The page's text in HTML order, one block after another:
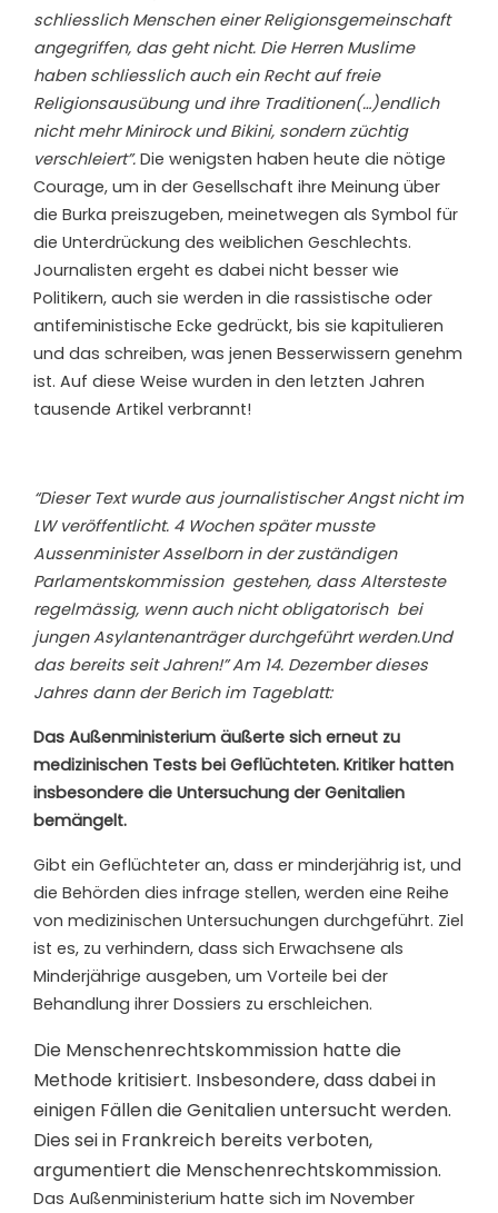
schliesslich Menschen einer Religionsgemeinschaft
angegriffen, das geht nicht. Die Herren Muslime
haben schliesslich auch ein Recht auf freie
Religionsausübung und ihre Traditionen(…)endlich
nicht mehr Minirock und Bikini, sondern züchtig
verschleiert”. Die wenigsten haben heute die nötige
Courage, um in der Gesellschaft ihre Meinung über
die Burka preiszugeben, meinetwegen als Symbol für
die Unterdrückung des weiblichen Geschlechts.
Journalisten ergeht es dabei nicht besser wie
Politikern, auch sie werden in die rassistische oder
antifeministische Ecke gedrückt, bis sie kapitulieren
und das schreiben, was jenen Besserwissern genehm
ist. Auf diese Weise wurden in den letzten Jahren
tausende Artikel verbrannt!
“Dieser Text wurde aus journalistischer Angst nicht im
LW veröffentlicht. 4 Wochen später musste
Aussenminister Asselborn in der zuständigen
Parlamentskommission gestehen, dass Altersteste
regelmässig, wenn auch nicht obligatorisch bei
jungen Asylantenanträger durchgeführt werden.Und
das bereits seit Jahren!” Am 14. Dezember dieses
Jahres dann der Berich im Tageblatt:
Das Außenministerium äußerte sich erneut zu
medizinischen Tests bei Geflüchteten. Kritiker hatten
insbesondere die Untersuchung der Genitalien
bemängelt.
Gibt ein Geflüchteter an, dass er minderjährig ist, und
die Behörden dies infrage stellen, werden eine Reihe
von medizinischen Untersuchungen durchgeführt. Ziel
ist es, zu verhindern, dass sich Erwachsene als
Minderjährige ausgeben, um Vorteile bei der
Behandlung ihrer Dossiers zu erschleichen.
Die Menschenrechtskommission hatte die
Methode kritisiert. Insbesondere, dass dabei in
einigen Fällen die Genitalien untersucht werden.
Dies sei in Frankreich bereits verboten,
argumentiert die Menschenrechtskommission.
Das Außenministerium hatte sich im November